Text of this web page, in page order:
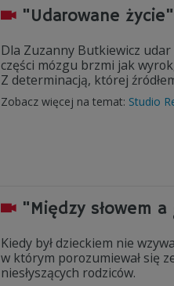
"Udarowane
Dla Zuzanny Butkiewicz udar
części mózgu brzmi jak
Z determinacją, której
Zobacz więcej na temat: Studio
"Między słowem
Kiedy był dzieckiem nie
w którym porozumiewał się
niesłyszących rodziców.